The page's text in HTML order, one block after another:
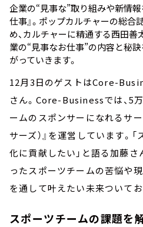
企業の“見事な”取り組みや新情
仕事』。ポップカルチャーの総合
め、カルチャーに精通する西田善
業の“見事なお仕事”の内容と秘
がっていきます。
12月3日のゲストはCore-
さん。Core-Businessでは、5
ームのスポンサーになれるサ
サーズ）』を運営しています。
化に貢献したい」と語る加藤さ
ったスポーツチームの苦悩や
を通して叶えたい未来ついて
スポーツチームの課題を